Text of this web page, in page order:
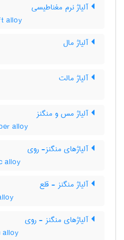
آلیاژ نرم مغناطیسی
alloy
آلیاژ مال
آلیاژ مالت
آلیاژ مس و منگنز
alloy
آلیاژهای منگنز- روی
alloy
آلیاژ منگنز - قلع
آلیاژهای منگنز - روی
alloy